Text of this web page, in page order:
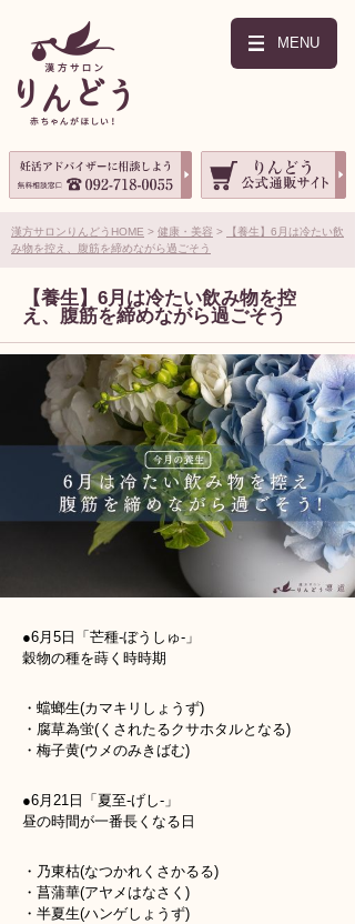
MENU
漢方サロンりんどうHOME 健康・美容
【養生】6月は冷たい飲
み物を控え、腹筋を締めながら過ごそう
【養生】6月は冷たい飲み物を控
え、腹筋を締めながら過ごそう
●6月5日「芒種-ぼうしゅ-」
穀物の種を蒔く時時期
・蟷螂生(カマキリしょうず)
・腐草為蛍(くされたるクサホタルとなる)
・梅子黄(ウメのみきばむ)
●6月21日「夏至-げし-」
昼の時間が一番長くなる日
・乃東枯(なつかれくさかるる)
・菖蒲華(アヤメはなさく)
・半夏生(ハンゲしょうず)